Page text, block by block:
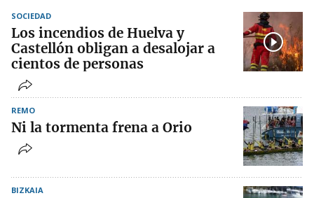
SOCIEDAD
Los incendios de Huelva y
Castellón obligan a desalojar a
cientos de personas
REMO
Ni la tormenta frena a Orio
BIZKAIA